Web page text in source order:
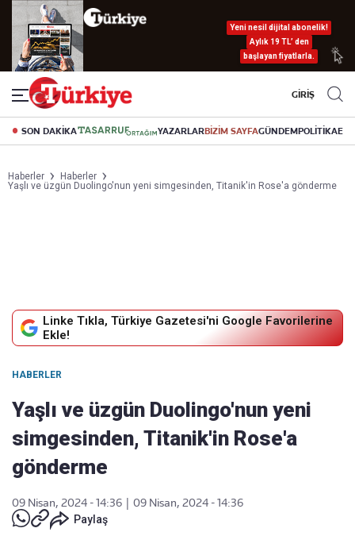
Yeni nesil dijital abonelik!
Aylık 19 TL’ den
başlayan fiyatlarla.
GİRİŞ
SON DAKİKA YAZARLARBİZİM SAYFAGÜNDEMPOLİTİKA
Haberler
Haberler
Yaşlı ve üzgün Duolingo'nun yeni simgesinden, Titanik'in Rose'a gönderme
Linke Tıkla, Türkiye Gazetesi'ni Google Favorilerine
Ekle!
HABERLER
Yaşlı ve üzgün Duolingo'nun yeni
simgesinden, Titanik'in Rose'a
gönderme
09 Nisan, 2024 - 14:36
09 Nisan, 2024 - 14:36
Paylaş